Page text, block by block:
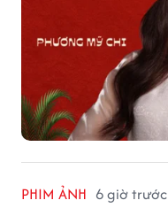
PHIM ẢNH 6 giờ trước